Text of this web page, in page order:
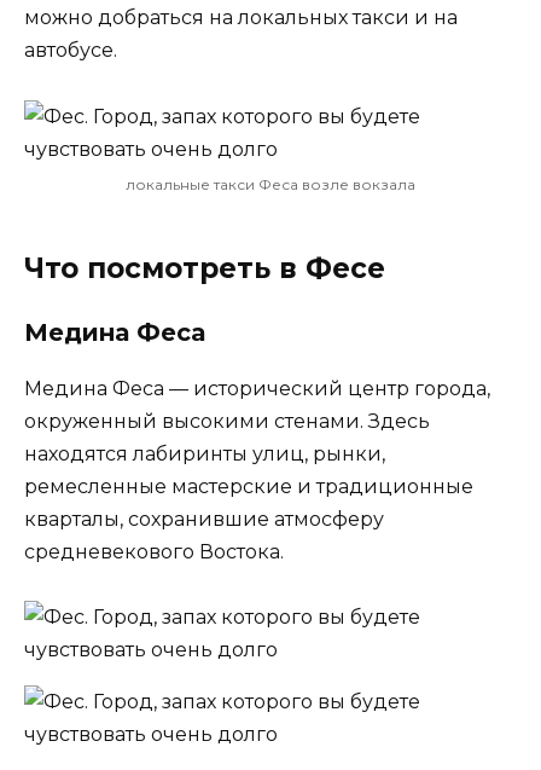
можно добраться на локальных такси и на
автобусе.
локальные такси Феса возле вокзала
Что посмотреть в Фесе
Медина Феса
Медина Феса — исторический центр города,
окруженный высокими стенами. Здесь
находятся лабиринты улиц, рынки,
ремесленные мастерские и традиционные
кварталы, сохранившие атмосферу
средневекового Востока.